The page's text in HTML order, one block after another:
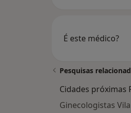
É este médico?
Pesquisas
Cidades próximas
Ginecologistas